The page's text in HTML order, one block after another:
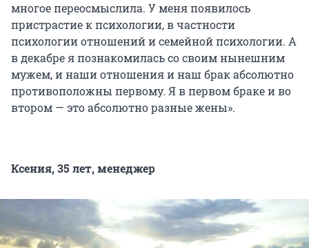
многое переосмыслила. У меня появилось
пристрастие к психологии, в частности
психологии отношений и семейной психологии. А
в декабре я познакомилась со своим нынешним
мужем, и наши отношения и наш брак абсолютно
противоположны первому. Я в первом браке и во
втором — это абсолютно разные жены».
Ксения, 35 лет, менеджер